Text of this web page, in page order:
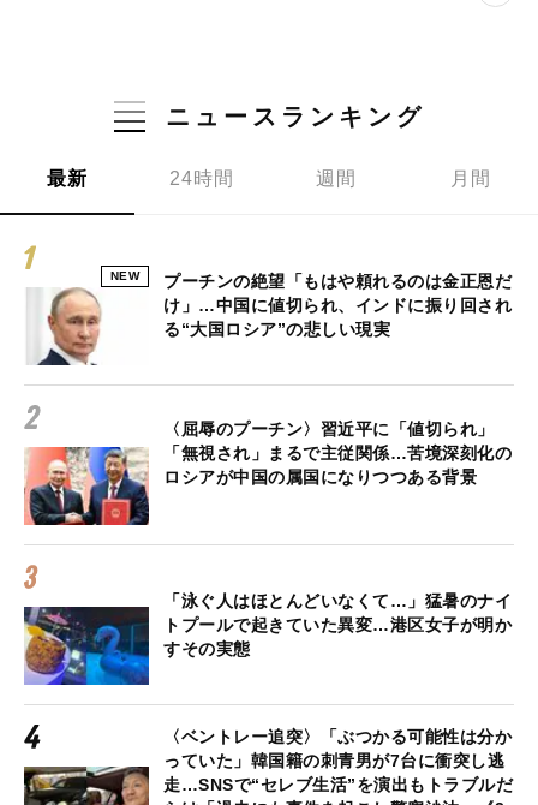
ニュースランキング
最新 24時間 週間 月間
NEW
プーチンの絶望「もはや頼れるのは金正恩だ
け」…中国に値切られ、インドに振り回され
る“大国ロシア”の悲しい現実
〈屈辱のプーチン〉習近平に「値切られ」
「無視され」まるで主従関係…苦境深刻化の
ロシアが中国の属国になりつつある背景
「泳ぐ人はほとんどいなくて…」猛暑のナイ
トプールで起きていた異変…港区女子が明か
すその実態
〈ベントレー追突〉「ぶつかる可能性は分か
っていた」韓国籍の刺青男が7台に衝突し逃
走…SNSで“セレブ生活”を演出もトラブルだ